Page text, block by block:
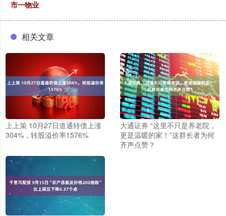
市一物业
相关文章
上上策 10月27日道通转债上涨
304%，转股溢价率1576%
大通证券 “这里不只是养老院，
更是温暖的家！”这群长者为何
齐声点赞？